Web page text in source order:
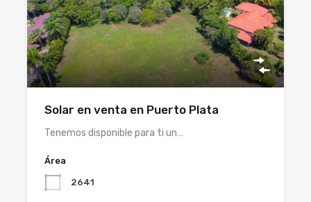
Solar en venta en Puerto Plata
Tenemos disponible para ti un…
Área
2641